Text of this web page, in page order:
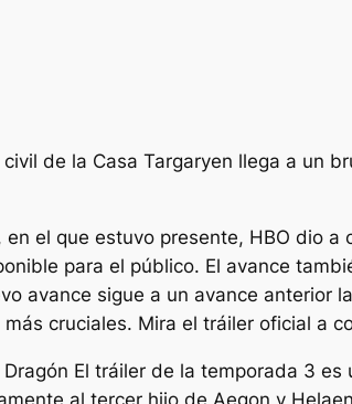
de la Casa Targaryen llega a un
en el que estuvo presente, HBO dio a
para el público. El avance
avance sigue a un avance anterior
cruciales. Mira el tráiler oficial a
El tráiler de la temporada 3
al tercer hijo de Aegon y